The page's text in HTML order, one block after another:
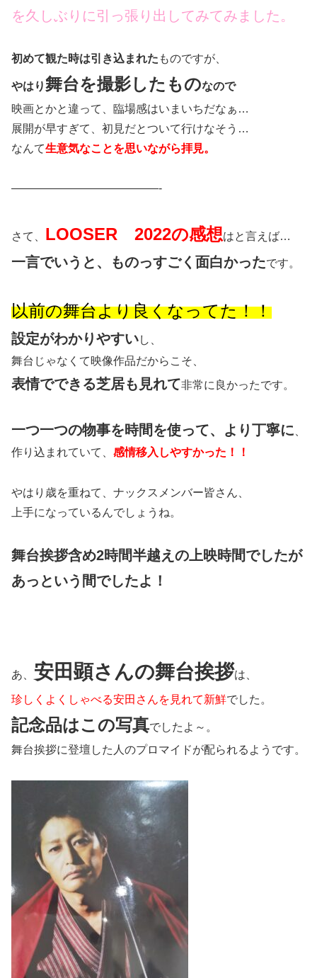
を久しぶりに引っ張り出してみてみました。
初めて観た時は引き込まれた ものですが、
やはり舞台を撮影したものなので
映画とかと違って、臨場感はいまいちだなぁ…
展開が早すぎて、初見だとついて行けなそう…
なんて生意気なことを思いながら拝見。
—————————————-
さて、 LOOSER 2022の感想はと言えば…
一言でいうと、ものっすごく面白かったです。
以前の舞台より良くなってた！！
設定がわかりやすいし、
舞台じゃなくて映像作品だからこそ、
表情でできる芝居も見れて非常に良かったです。
一つ一つの物事を時間を使って、より丁寧に
作り込まれていて、 感情移入しやすかった！！
やはり歳を重ねて、ナックスメンバー皆さん、
上手になっているんでしょうね。
舞台挨拶含め2時間半越えの上映時間でしたが
あっという間でしたよ！
あ、 安田顕さんの舞台挨拶は、
珍しくよくしゃべる安田さんを見れて新鮮でした。
記念品はこの写真でしたよ～。
舞台挨拶に登壇した人のプロマイドが配られるようです。